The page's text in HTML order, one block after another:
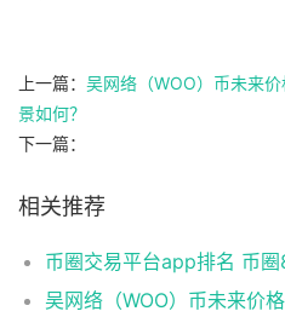
上一篇： 吴网络（WOO）币未来
景如何？
下一篇：
相关推荐
币圈交易平台app排名 币